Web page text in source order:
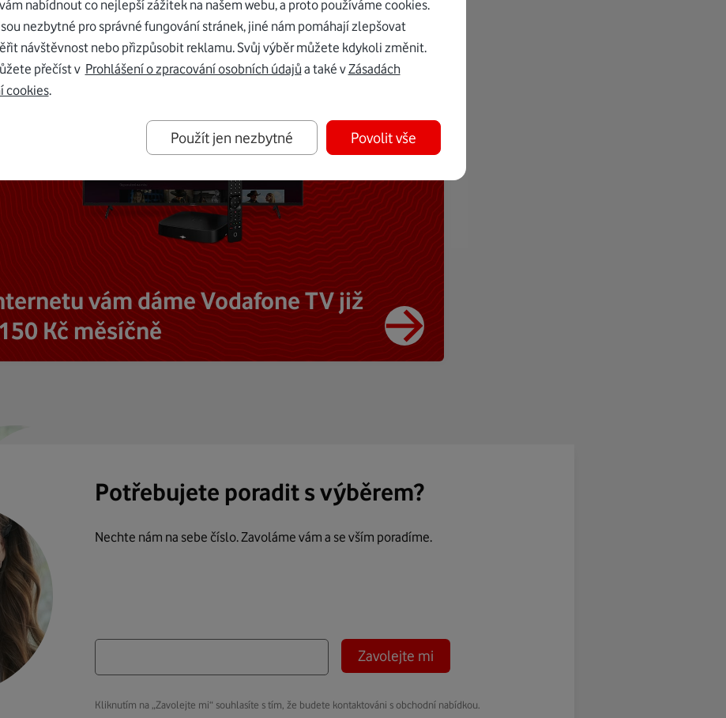
vám dáme Vodafone TV již
Kč měsíčně
Potřebujete poradit s výběrem?
Nechte nám na sebe číslo. Zavoláme vám a se vším poradíme.
Zavolejte mi
Kliknutím na „Zavolejte mi“ souhlasíte s tím, že budete kontaktováni s obchodní nabídkou.
nabídnout co nejlepší zážitek na našem webu, a proto používáme cookies.
nezbytné pro správné fungování stránek, jiné nám pomáhají zlepšovat
návštěvnost nebo přizpůsobit reklamu. Svůj výběr můžete kdykoli změnit.
přečíst v Prohlášení o zpracování osobních údajů a také vZásadách
cookies.
Použít jen nezbytné Povolit vše